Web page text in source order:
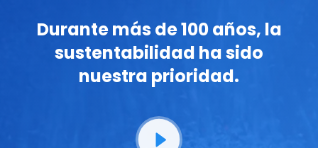
Durante más de 100 años, la
sustentabilidad ha sido
nuestra prioridad.